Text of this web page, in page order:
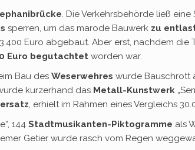
. Die Verkehrsbehörde ließ
sperren, um das marode Bauwerk zu
Euro abgebaut. Aber erst, nachdem die
Euro begutachtet worden war.
Bau des Weserwehres wurde Bauschrott
kurzerhand das Metall-Kunstwerk
, erhielt im Rahmen eines Vergleichs
144 Stadtmusikanten-Piktogramme als
Getier wurde rasch vom Regen